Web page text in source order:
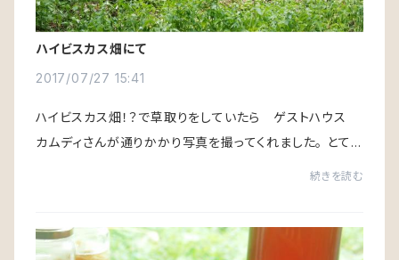
ハイビスカス畑にて
2017/07/27 15:41
ハイビスカス畑！？で草取りをしていたら ゲストハウス
カムディさんが通りかかり写真を撮ってくれました。 とても
続きを読む